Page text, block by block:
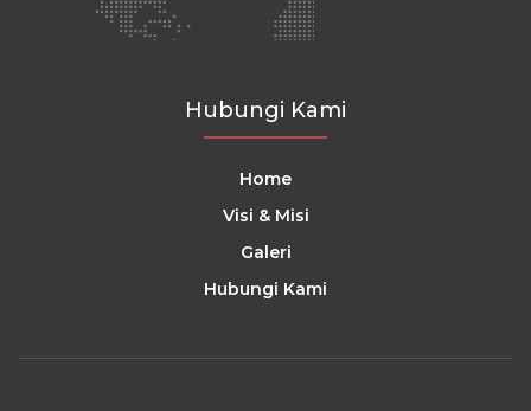
Hubungi Kami
Home
Visi & Misi
Galeri
Hubungi Kami